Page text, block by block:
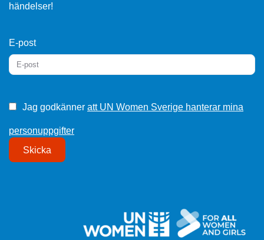
händelser!
E-post
Jag godkänner att UN Women Sverige hanterar mina
personuppgifter
Skicka